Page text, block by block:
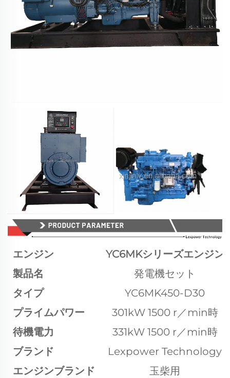
エンジン
YC6MKシリーズエンジン
製品名
発電機セット
タイプ
YC6MK450-D30
プライムパワー
301kW 1500 r／min時
待機電力
331kW 1500 r／min時
ブランド
Lexpower Technology
エンジンブランド
玉柴用